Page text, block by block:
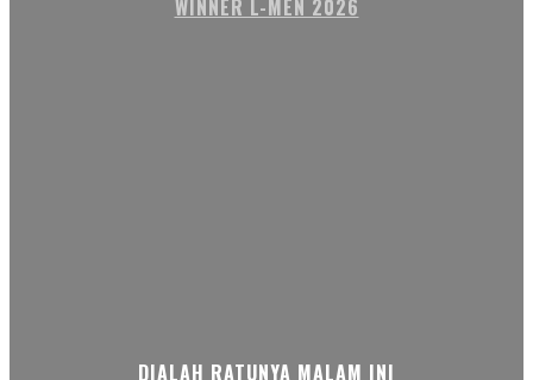
WINNER L-MEN 2026
DIALAH RATUNYA MALAM INI